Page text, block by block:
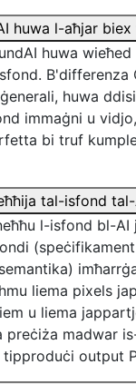
huwa l-aħjar
huwa
B'differenza
huwa
immaġni u
bi truf
tal-isfond tal-
l-isfond bl-AI
(speċifikament
liema pixels
u liema
preċiża madwar
tipproduċi output